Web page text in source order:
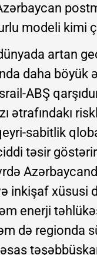
modeli kimi
artan
daha böyük
ABŞ
ətrafındakı
sabitlik
təsir
inkişaf xüsusi
enerji
də regionda